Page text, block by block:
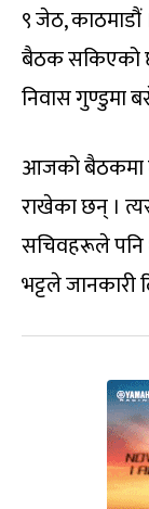
९ जेठ,
बैठक सकिएको छ
निवास गुण्डुमा
आजको बैठकमा
राखेका छन् ।
सचिवहरूले पनि
भट्टले जानकारी